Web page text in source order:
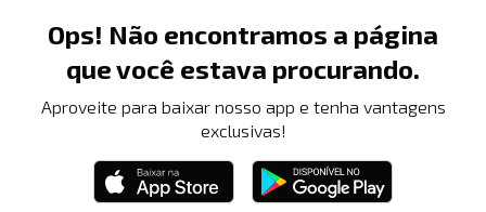
Ops! Não encontramos a página
que você estava procurando.
Aproveite para baixar nosso app e tenha vantagens
exclusivas!